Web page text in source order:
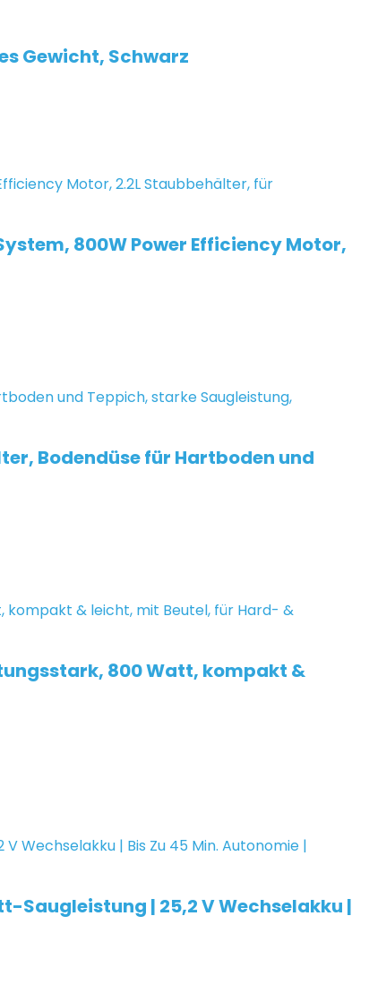
Gewicht, Schwarz
800W Power Efficiency Motor,
Bodendüse für Hartboden und
800 Watt, kompakt &
Saugleistung | 25,2 V Wechselakku |